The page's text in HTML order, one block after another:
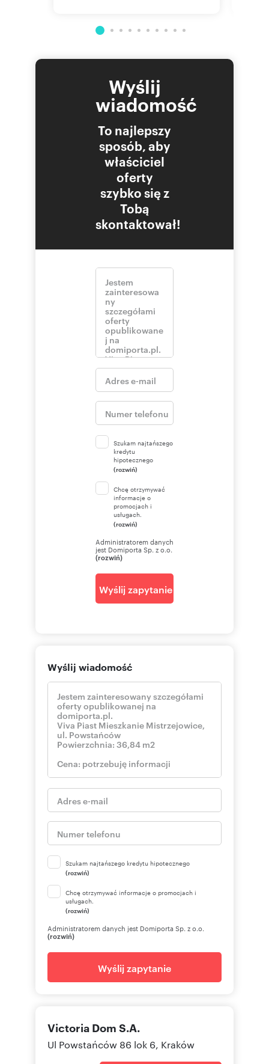
Wyślij
wiadomość
To najlepszy
sposób, aby
właściciel
oferty
szybko się z
Tobą
skontaktował!
Szukam najtańszego
kredytu
hipotecznego
(rozwiń)
Chcę otrzymywać
informacje o
promocjach i
usługach.
(rozwiń)
Administratorem danych
jest Domiporta Sp. z o.o.
(rozwiń)
Wyślij zapytanie
Wyślij wiadomość
Szukam najtańszego kredytu hipotecznego
(rozwiń)
Chcę otrzymywać informacje o promocjach i
usługach.
(rozwiń)
Administratorem danych jest Domiporta Sp. z o.o.
(rozwiń)
Wyślij zapytanie
Victoria Dom S.A.
Ul Powstańców 86 lok 6, Kraków